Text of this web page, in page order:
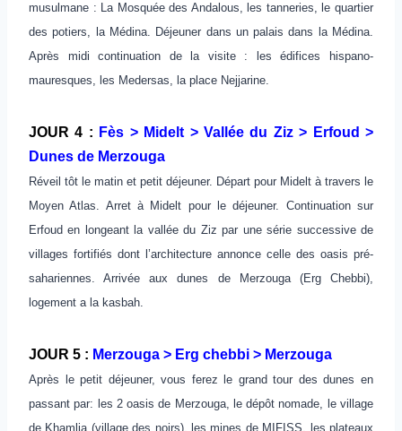
musulmane : La Mosquée des Andalous, les tanneries, le quartier
des potiers, la Médina. Déjeuner dans un palais dans la Médina.
Après midi continuation de la visite : les édifices hispano-
mauresques, les Medersas, la place Nejjarine.
JOUR 4 : Fès > Midelt > Vallée du Ziz > Erfoud >
Dunes de Merzouga
Réveil tôt le matin et petit déjeuner. Départ pour Midelt à travers le
Moyen Atlas. Arret à Midelt pour le déjeuner. Continuation sur
Erfoud en longeant la vallée du Ziz par une série successive de
villages fortifiés dont l’architecture annonce celle des oasis pré-
sahariennes. Arrivée aux dunes de Merzouga (Erg Chebbi),
logement a la kasbah.
JOUR 5 : Merzouga > Erg chebbi > Merzouga
Après le petit déjeuner, vous ferez le grand tour des dunes en
passant par: les 2 oasis de Merzouga, le dépôt nomade, le village
de Khamlia (village des noirs), les mines de MIFISS, les plateaux